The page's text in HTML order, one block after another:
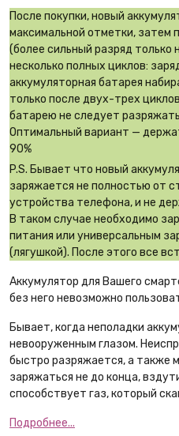
После покупки, новый
максимальной отметки, затем
(более сильный разряд
несколько полных циклов:
аккумуляторная батарея
только после двух-трех
батарею не следует
Оптимальный вариант —
90%
P.S. Бывает что новый
заряжается не полностью от
устройства телефона, и не
В таком случае необходимо
питания или универсальным
(лягушкой). После этого все
Аккумулятор для Вашего
без него невозможно
Бывает, когда неполадки
невооруженным глазом.
быстро разряжается, а также
заряжаться не до конца,
способствует газ, который
Подробнее...